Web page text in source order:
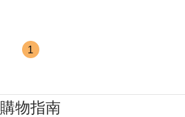
1
購物指南